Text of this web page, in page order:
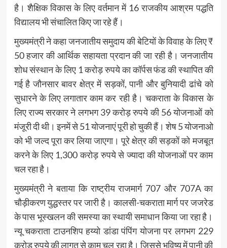
है। शैक्षिक विकास के लिए वर्तमान में 16 राजकीय आश्रम पद्धति
विद्यालय भी संचालित किए जा रहे हैं।
मुख्यमंत्री ने कहा जनजातीय समुदाय की बेटियों के विवाह के लिए ₹
50 हजार की आर्थिक सहायता प्रदान की जा रही है। जनजातीय
शोध संस्थान के लिए 1 करोड़ रुपये का कॉर्पस फंड की स्थापित की
गई है जौनसार बावर क्षेत्र में सड़कों, पानी और बुनियादी ढांचे को
सुधारने के लिए लगातार काम कर रही है। चकराता के विकास के
लिए राज्य सरकार ने लगभग 39 करोड़ रुपये की 56 योजनाओं को
मंजूरी दी थी। इनमें से 51 योजनाएं पूरी हो चुकी हैं। शेष 5 योजनाओ
को भी जल्द पूरा कर लिया जाएगा। पूरे क्षेत्र की सड़कों को मजबूत
करने के लिए 1,300 करोड़ रुपये से ज्यादा की योजनाओं पर काम
चल रहा है।
मुख्यमंत्री ने बताया कि राष्ट्रीय राजमार्ग 707 और 707A का
चौड़ीकरण युद्धस्तर पर जारी है। कालसी-चकराता मार्ग पर जजरेड
के पास भूस्खलन की समस्या का स्थायी समाधान किया जा रहा है।
न्यू चकराता टाउनशिप हय्यो डांडा पंपिंग योजना पर लगभग 229
करोड़ रुपये की लागत से काम चल रहा है। जिससे भविष्य में पानी की